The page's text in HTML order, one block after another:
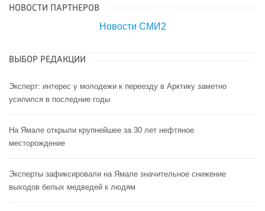
НОВОСТИ ПАРТНЕРОВ
Новости СМИ2
ВЫБОР РЕДАКЦИИ
Эксперт: интерес у молодежи к переезду в Арктику заметно
усилился в последние годы
На Ямале открыли крупнейшее за 30 лет нефтяное
месторождение
Эксперты зафиксировали на Ямале значительное снижение
выходов белых медведей к людям